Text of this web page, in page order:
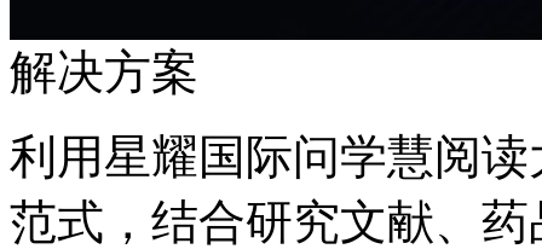
解决方案
利用星耀国际问学慧阅
范式，结合研究文献、